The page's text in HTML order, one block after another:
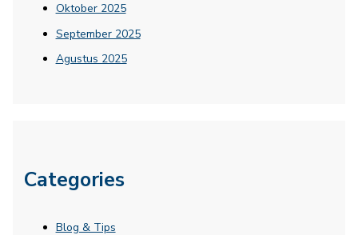
Oktober 2025
September 2025
Agustus 2025
Categories
Blog & Tips